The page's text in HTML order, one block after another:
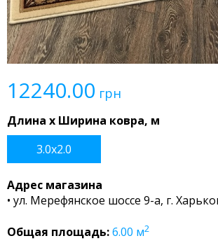
12240.00 грн
Длина x Ширина ковра, м
3.0x2.0
Адрес магазина
• ул. Мерефянское шоссе 9-а, г.
Общая площадь:6.00 м2